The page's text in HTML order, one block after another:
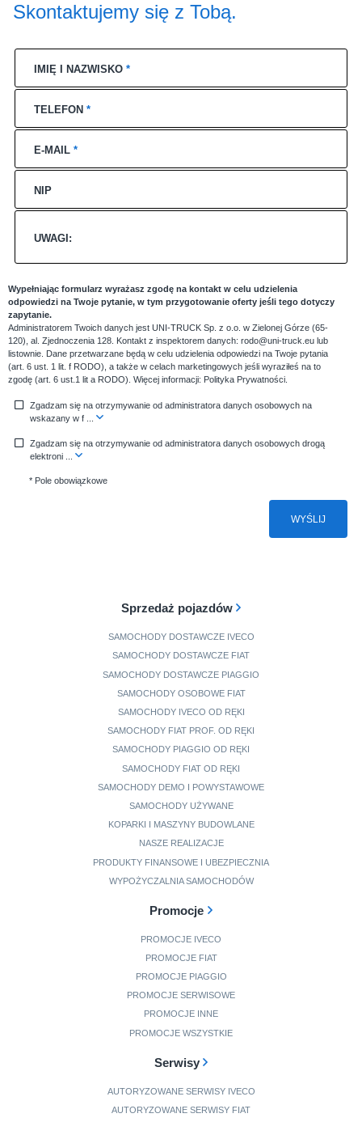
Skontaktujemy się z Tobą.
IMIĘ I NAZWISKO *
TELEFON *
E-MAIL *
NIP
UWAGI:
Wypełniając formularz wyrażasz zgodę na kontakt w celu udzielenia
odpowiedzi na Twoje pytanie, w tym przygotowanie oferty jeśli tego dotyczy
zapytanie.
Administratorem Twoich danych jest UNI-TRUCK Sp. z o.o. w Zielonej Górze (65-
120), al. Zjednoczenia 128. Kontakt z inspektorem danych: rodo@uni-truck.eu lub
listownie. Dane przetwarzane będą w celu udzielenia odpowiedzi na Twoje pytania
(art. 6 ust. 1 lit. f RODO), a także w celach marketingowych jeśli wyraziłeś na to
zgodę (art. 6 ust.1 lit a RODO). Więcej informacji: Polityka Prywatności
Zgadzam się na otrzymywanie od administratora danych osobowych na
wskazany w f
Zgadzam się na otrzymywanie od administratora danych osobowych drogą
elektroni
* Pole obowiązkowe
WYŚLIJ
Sprzedaż pojazdów
SAMOCHODY DOSTAWCZE IVECO
SAMOCHODY DOSTAWCZE FIAT
SAMOCHODY DOSTAWCZE PIAGGIO
SAMOCHODY OSOBOWE FIAT
SAMOCHODY IVECO OD RĘKI
SAMOCHODY FIAT PROF. OD RĘKI
SAMOCHODY PIAGGIO OD RĘKI
SAMOCHODY FIAT OD RĘKI
SAMOCHODY DEMO I POWYSTAWOWE
SAMOCHODY UŻYWANE
KOPARKI I MASZYNY BUDOWLANE
NASZE REALIZACJE
PRODUKTY FINANSOWE I UBEZPIECZNIA
WYPOŻYCZALNIA SAMOCHODÓW
Promocje
PROMOCJE IVECO
PROMOCJE FIAT
PROMOCJE PIAGGIO
PROMOCJE SERWISOWE
PROMOCJE INNE
PROMOCJE WSZYSTKIE
Serwisy
AUTORYZOWANE SERWISY IVECO
AUTORYZOWANE SERWISY FIAT